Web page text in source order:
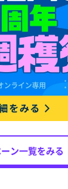
後の上旬
ごとに配信日が異
設定などが完了
。詳しくは提供条
送りいたします。
メールアドレスを
キャンペーン2
基本料全額戻っ
です。
ン発表記念キャ
ーンの適用条件
日の属する月の
発表記念キャン
ンの対象となり
キャンペーンの
満たした日の属
ン発表記念キャ
ン一覧をみる